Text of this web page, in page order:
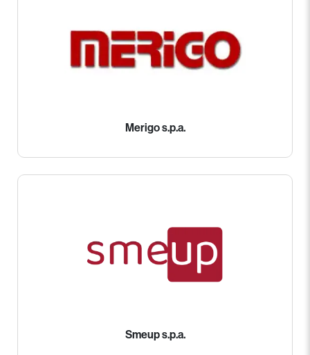
Merigo s.p.a.
Smeup s.p.a.